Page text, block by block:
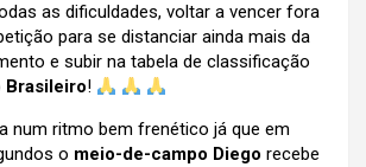
as dificuldades, voltar a vencer fora
para se distanciar ainda mais da
e subir na tabela de classificação
Brasileiro!
num ritmo bem frenético já que em
o meio-de-campo Diego recebe